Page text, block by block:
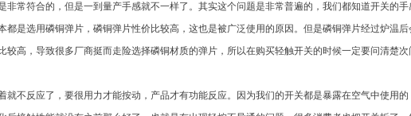
符合的，但是一到量产手感就不一样了。其实这个问题是非常普遍的，我们都知道开关的
是选用磷铜弹片，磷铜弹片性价比较高，这也是被广泛使用的原因。但是磷铜弹片经过炉温
高，导致很多厂商挺而走险选择磷铜材质的弹片，所以在购买轻触开关的时候一定要问清楚次
反应了，要很用力才能按动，产品才有功能反应。因为我们的开关都是暴露在空气中使用